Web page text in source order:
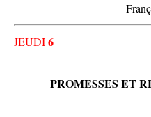
JEUDI6
PROMESSES ET